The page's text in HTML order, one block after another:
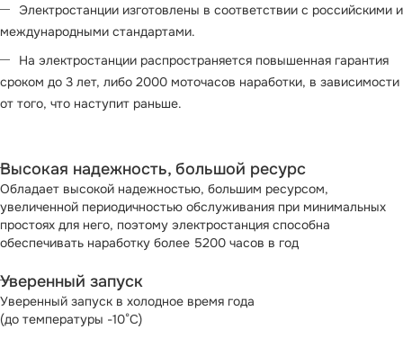
Электростанции изготовлены в соответствии с российскими и
международными стандартами.
На электростанции распространяется повышенная гарантия
сроком до 3 лет, либо 2000 моточасов наработки, в зависимости
от того, что наступит раньше.
Высокая надежность, большой ресурс
Обладает высокой надежностью, большим ресурсом,
увеличенной периодичностью обслуживания при минимальных
простоях для него, поэтому электростанция способна
обеспечивать наработку болеe 5200 часов в год
Уверенный запуск
Уверенный запуск в холодное время года
(до температуры -10°С)